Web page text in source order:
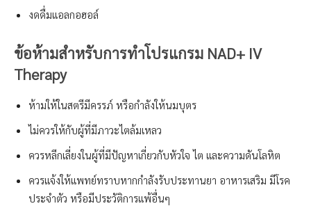
งดดื่มแอลกอฮอล์
ข้อห้ามสำหรับการทำโปรแกรม NAD+ IV
Therapy
ห้ามให้ในสตรีมีครรภ์ หรือกำลังให้นมบุตร
ไม่ควรให้กับผู้ที่มีภาวะไตล้มเหลว
ควรหลีกเลี่ยงในผู้ที่มีปัญหาเกี่ยวกับหัวใจ ไต และความดันโลหิต
ควรแจ้งให้แพทย์ทราบหากกำลังรับประทานยา อาหารเสริม มีโรค
ประจำตัว หรือมีประวัติการแพ้อื่นๆ